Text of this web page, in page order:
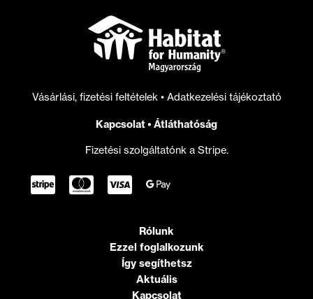
megfizethetőségével
Vásárlási, fizetési feltételek • Adatkezelési tájékoztató
Kapcsolat• Átláthatóság
Fizetési szolgáltatónk a Stripe.
Rólunk
Ezzel foglalkozunk
Így segíthetsz
Aktuális
Kapcsolat